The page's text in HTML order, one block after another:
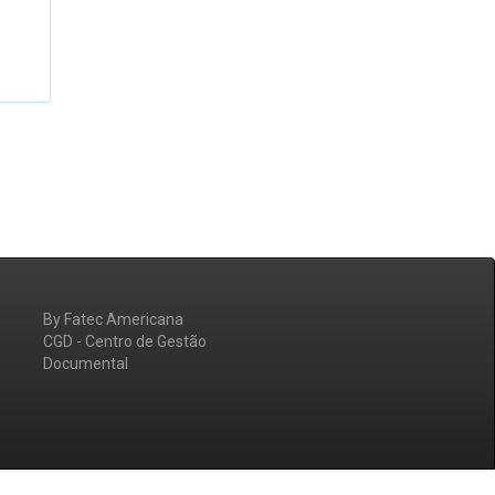
By Fatec Americana
CGD - Centro de Gestão
Documental